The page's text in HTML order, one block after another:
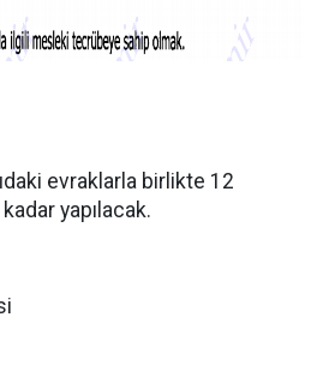
evraklarla birlikte 12
yapılacak.